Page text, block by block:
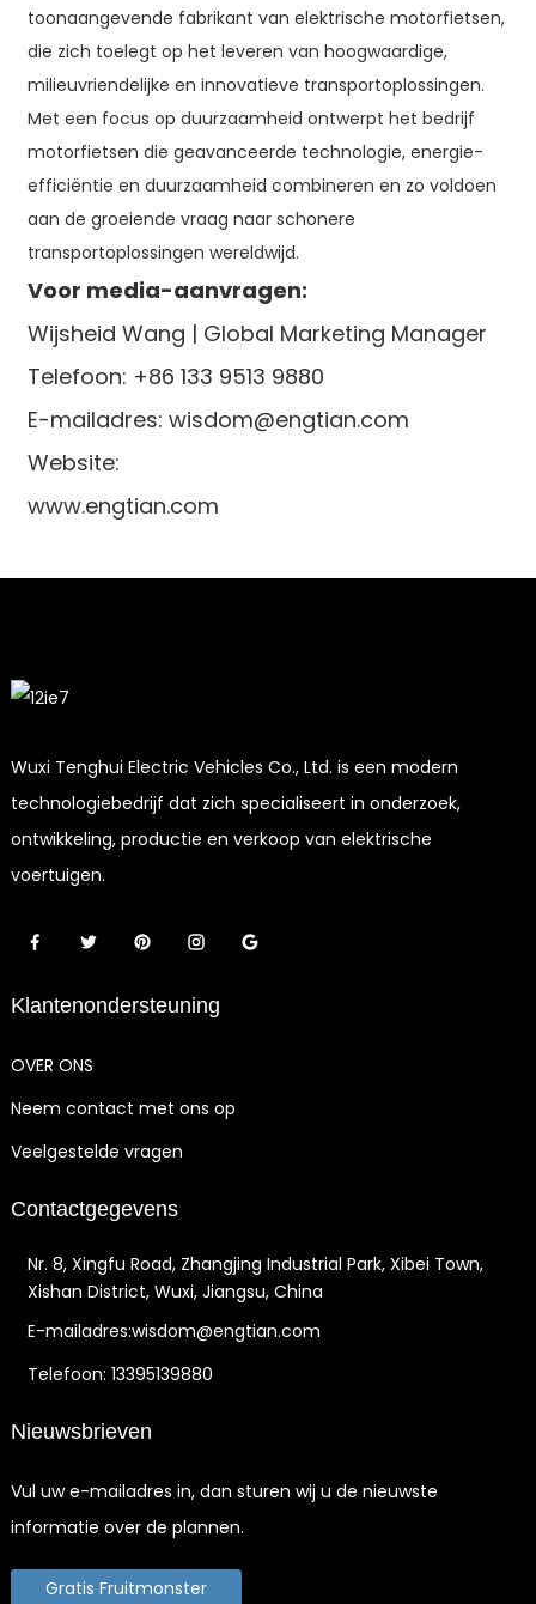
toonaangevende fabrikant van elektrische motorfietsen,
die zich toelegt op het leveren van hoogwaardige,
milieuvriendelijke en innovatieve transportoplossingen.
Met een focus op duurzaamheid ontwerpt het bedrijf
motorfietsen die geavanceerde technologie, energie-
efficiëntie en duurzaamheid combineren en zo voldoen
aan de groeiende vraag naar schonere
transportoplossingen wereldwijd.
Voor media-aanvragen:
Wijsheid Wang | Global Marketing Manager
Telefoon: +86 133 9513 9880
E-mailadres: wisdom@engtian.com
Website:
www.engtian.com
Wuxi Tenghui Electric Vehicles Co., Ltd. is een modern
technologiebedrijf dat zich specialiseert in onderzoek,
ontwikkeling, productie en verkoop van elektrische
voertuigen.
Klantenondersteuning
OVER ONS
Neem contact met ons op
Veelgestelde vragen
Contactgegevens
Nr. 8, Xingfu Road, Zhangjing Industrial Park, Xibei Town,
Xishan District, Wuxi, Jiangsu, China
E-mailadres:wisdom@engtian.com
Telefoon: 13395139880
Nieuwsbrieven
Vul uw e-mailadres in, dan sturen wij u de nieuwste
informatie over de plannen.
Gratis Fruitmonster